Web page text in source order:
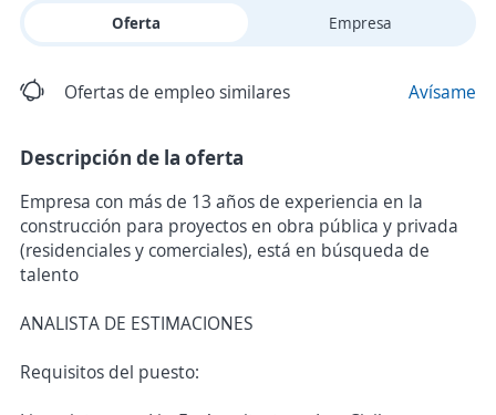
Oferta Empresa
Ofertas de empleo similares Avísame
Descripción de la oferta
Empresa con más de 13 años de experiencia en la
construcción para proyectos en obra pública y privada
(residenciales y comerciales), está en búsqueda de
talento
ANALISTA DE ESTIMACIONES
Requisitos del puesto: